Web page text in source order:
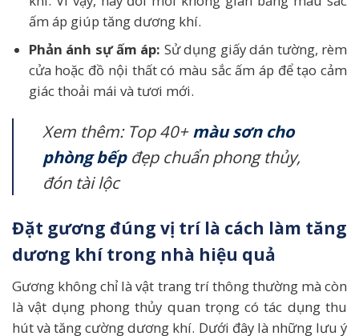
ấm áp giúp tăng dương khí.
Phản ánh sự ấm áp: Sử dụng giấy dán tường, rèm
cửa hoặc đồ nội thất có màu sắc ấm áp để tạo cảm
giác thoải mái và tươi mới.
Xem thêm: Top 40+màu sơn cho
phòng bếpđẹp chuẩn phong thủy,
đón tài lộc
Đặt gương đúng vị trí là cách làm tăng
dương khí trong nhà hiệu quả
Gương không chỉ là vật trang trí thông thường mà còn
là vật dụng phong thủy quan trọng có tác dụng thu
hút và tăng cường dương khí. Dưới đây là những lưu ý